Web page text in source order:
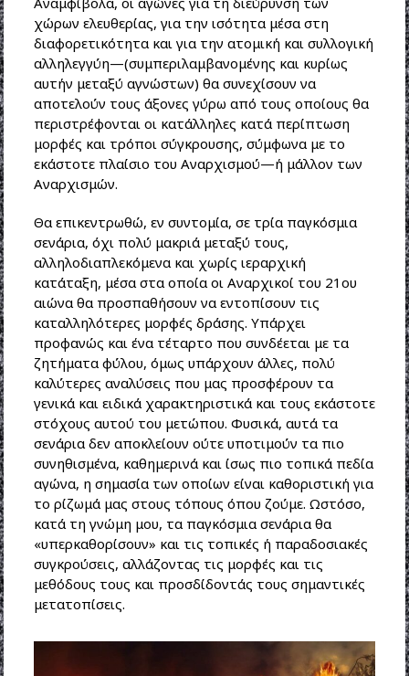
χώρων ελευθερίας, για την ισότητα μέσα στη
διαφορετικότητα και για την ατομική και συλλογική
αλληλεγγύη—(συμπεριλαμβανομένης και κυρίως
αυτήν μεταξύ αγνώστων) θα συνεχίσουν να
αποτελούν τους άξονες γύρω από τους οποίους θα
περιστρέφονται οι κατάλληλες κατά περίπτωση
μορφές και τρόποι σύγκρουσης, σύμφωνα με το
εκάστοτε πλαίσιο του Αναρχισμού—ή μάλλον των
Αναρχισμών.
Θα επικεντρωθώ, εν συντομία, σε τρία παγκόσμια
σενάρια, όχι πολύ μακριά μεταξύ τους,
αλληλοδιαπλεκόμενα και χωρίς ιεραρχική
κατάταξη, μέσα στα οποία οι Αναρχικοί του 21ου
αιώνα θα προσπαθήσουν να εντοπίσουν τις
καταλληλότερες μορφές δράσης. Υπάρχει
προφανώς και ένα τέταρτο που συνδέεται με τα
ζητήματα φύλου, όμως υπάρχουν άλλες, πολύ
καλύτερες αναλύσεις που μας προσφέρουν τα
γενικά και ειδικά χαρακτηριστικά και τους εκάστοτε
στόχους αυτού του μετώπου. Φυσικά, αυτά τα
σενάρια δεν αποκλείουν ούτε υποτιμούν τα πιο
συνηθισμένα, καθημερινά και ίσως πιο τοπικά πεδία
αγώνα, η σημασία των οποίων είναι καθοριστική για
το ρίζωμά μας στους τόπους όπου ζούμε. Ωστόσο,
κατά τη γνώμη μου, τα παγκόσμια σενάρια θα
«υπερκαθορίσουν» και τις τοπικές ή παραδοσιακές
συγκρούσεις, αλλάζοντας τις μορφές και τις
μεθόδους τους και προσδίδοντάς τους σημαντικές
μετατοπίσεις.